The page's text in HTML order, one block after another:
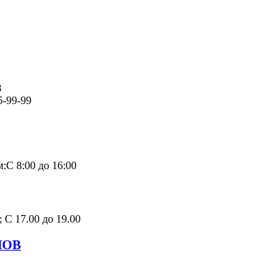
99-99
С 8:00 до 16:00
С 17.00 до 19.00